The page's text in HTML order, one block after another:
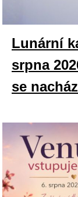
Lunární
srpna
se